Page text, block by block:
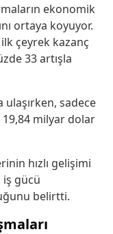
ekonomik
ortaya koyuyor.
ilk çeyrek kazanç
33 artışla
sadece
milyar dolar
hızlı gelişimi
gücü
belirtti.